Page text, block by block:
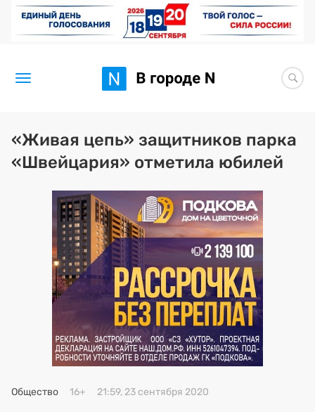
Новости
Статьи
Здоровье
BORЩ
Искусство исцелять
Премия 2026 (текущая)
Премия 2025
Эксперты
«Живая цепь» защитников парка
«Швейцария» отметила юбилей
Общество 16+ 21:59, 23 сентября 2020